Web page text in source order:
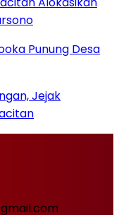
Punung Desa
Jejak